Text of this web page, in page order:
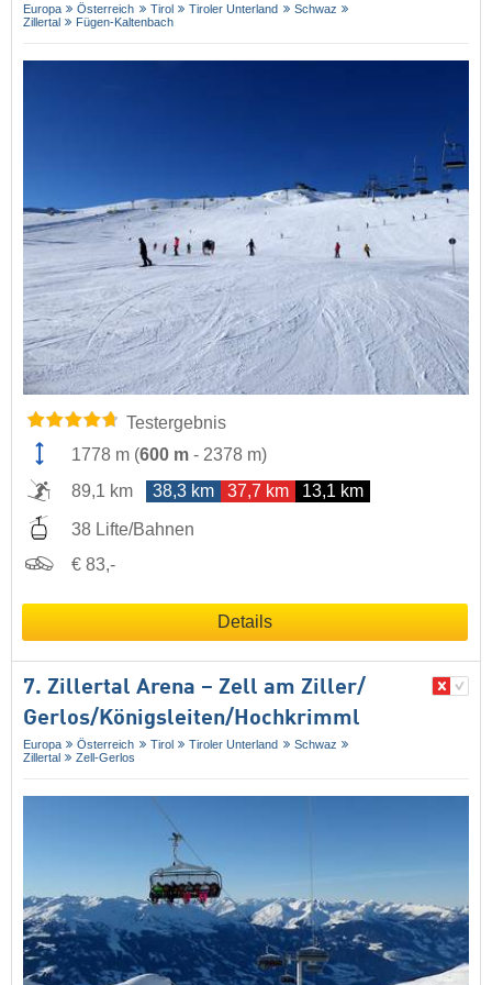
Europa Österreich Tirol Tiroler Unterland
Schwaz
Zillertal
Fügen-Kaltenbach
Testergebnis
1778 m (600 m - 2378 m)
89,1 km
38,3 km 37,7 km 13,1 km
38 Lifte/Bahnen
€ 83,-
Details
7. Zillertal Arena – Zell am Ziller/​
Gerlos/​Königsleiten/​Hochkrimml
Europa Österreich Tirol Tiroler Unterland
Schwaz
Zillertal
Zell-Gerlos